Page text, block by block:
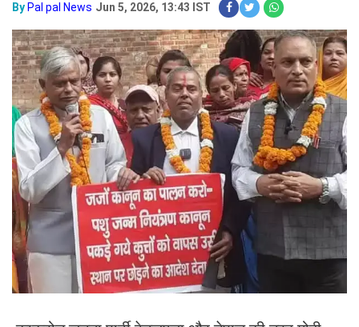
By Pal pal News Jun 5, 2026, 13:43 IST